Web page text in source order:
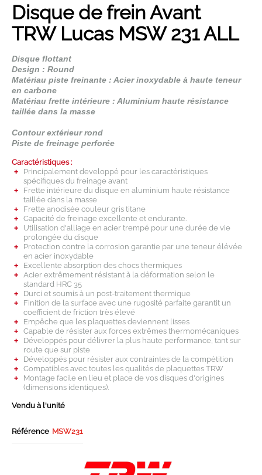
Disque de frein Avant
TRW Lucas MSW 231 ALL
Disque flottant
Design : Round
Matériau piste freinante : Acier inoxydable à haute teneur
en carbone
Matériau frette intérieure : Aluminium haute résistance
taillée dans la masse
Contour extérieur rond
Piste de freinage perforée
Caractéristiques :
Principalement developpé pour les caractéristiques
spécifiques du freinage avant
Frette intérieure du disque en aluminium haute résistance
taillée dans la masse
Frette anodisée couleur gris titane
Capacité de freinage excellente et endurante.
Utilisation d'alliage en acier trempé pour une durée de vie
prolongée du disque
Protection contre la corrosion garantie par une teneur élévée
en acier inoxydable
Excellente absorption des chocs thermiques
Acier extrêmement résistant à la déformation selon le
standard HRC 35
Durci et soumis à un post-traitement thermique
Finition de la surface avec une rugosité parfaite garantit un
coefficient de friction très élevé
Empêche que les plaquettes deviennent lisses
Capable de résister aux forces extrêmes thermomécaniques
Développés pour délivrer la plus haute performance, tant sur
route que sur piste
Développés pour résister aux contraintes de la compétition
Compatibles avec toutes les qualités de plaquettes TRW
Montage facile en lieu et place de vos disques d'origines
(dimensions identiques).
Vendu à l'unité
Référence MSW231